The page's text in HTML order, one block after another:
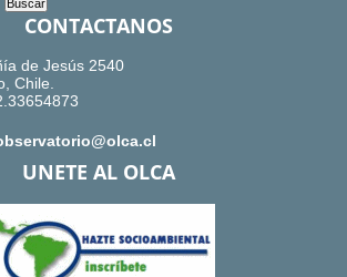
CONTACTANOS
de Jesús 2540
Chile.
UNETE AL OLCA